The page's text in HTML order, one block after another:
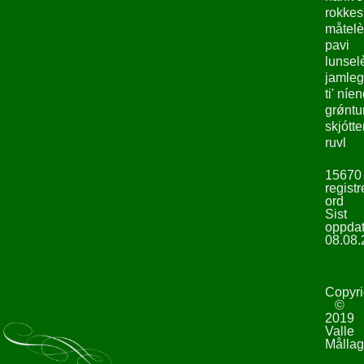
pavi
ti'
ruvl
15670
ord
Sist
©
2019
Valle
Mållag